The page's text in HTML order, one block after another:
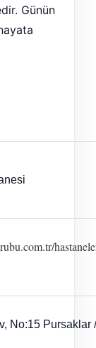
Günün
No:15 Pursaklar